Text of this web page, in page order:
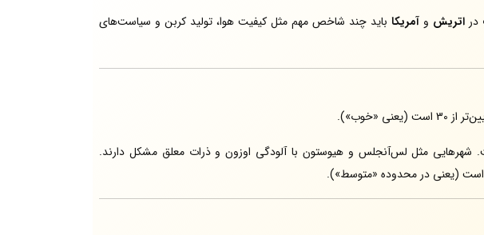
در اتریش و آمریکاباید چند شاخص مهم مثل کیفیت هوا، تولید کربن و سیاست‌های
شهرهایی مثل لس‌آنجلس و هیوستون با آلودگی اوزون و ذرات معلق مشکل دارند.